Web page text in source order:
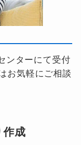
ンターにて受付
お気軽にご相談
作成